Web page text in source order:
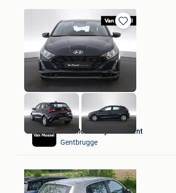
Bewaren
in
Mijn
Favorieten
Van Mossel Hyundai Gent
Gentbrugge
Mijn
Favorieten